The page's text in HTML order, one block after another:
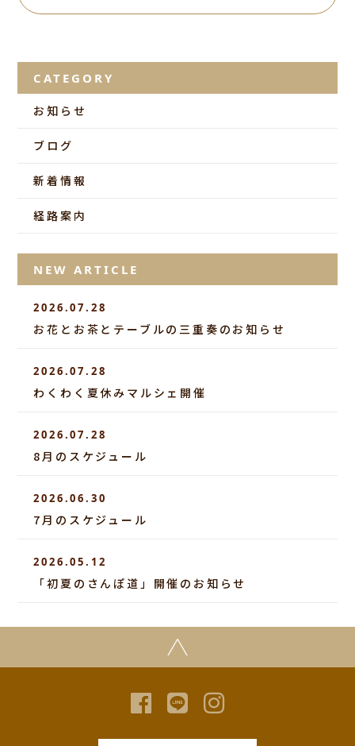
CATEGORY
お知らせ
ブログ
新着情報
経路案内
NEW ARTICLE
2026.07.28
お花とお茶とテーブルの三重奏のお知らせ
2026.07.28
わくわく夏休みマルシェ開催
2026.07.28
8月のスケジュール
2026.06.30
7月のスケジュール
2026.05.12
「初夏のさんぽ道」開催のお知らせ